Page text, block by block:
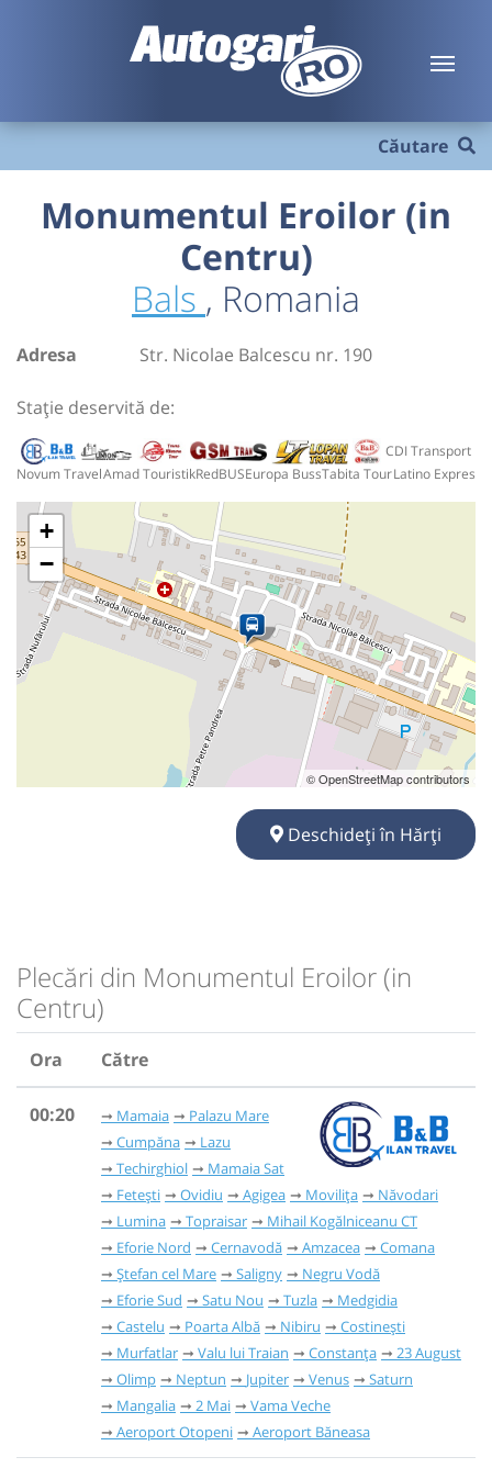
Căutare
Monumentul Eroilor (in
Centru)
Bals , Romania
Adresa Str. Nicolae Balcescu nr. 190
Stație deservită de:
CDI Transport
Novum TravelAmad TouristikRedBUSEuropa BussTabita TourLatino Expres
+
−
© OpenStreetMap contributors
Deschideți în Hărți
Plecări din Monumentul Eroilor (in
Centru)
Ora Către
00:20 Mamaia
Palazu Mare
Cumpăna
Lazu
Techirghiol
Mamaia Sat
Fetești
Ovidiu Agigea Movilița
Năvodari
Lumina
Topraisar
Mihail Kogălniceanu CT
Eforie Nord
Cernavodă Amzacea
Comana
Ștefan cel Mare
Saligny
Negru Vodă
Eforie Sud
Satu Nou Tuzla
Medgidia
Castelu
Poarta Albă Nibiru
Costinești
Murfatlar
Valu lui Traian Constanța
23 August
Olimp
Neptun Jupiter Venus
Saturn
Mangalia
2 Mai
Vama Veche
Aeroport Otopeni
Aeroport Băneasa